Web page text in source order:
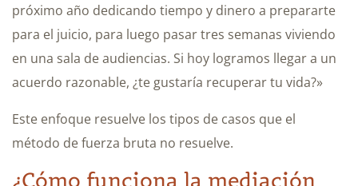
próximo año dedicando tiempo y dinero a prepararte
para el juicio, para luego pasar tres semanas viviendo
en una sala de audiencias. Si hoy logramos llegar a un
acuerdo razonable, ¿te gustaría recuperar tu vida?»
Este enfoque resuelve los tipos de casos que el
método de fuerza bruta no resuelve.
¿Cómo funciona la mediación